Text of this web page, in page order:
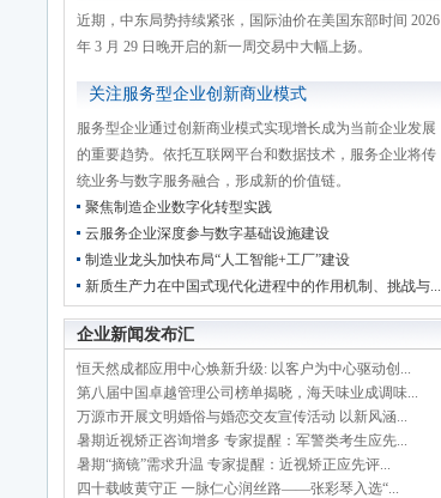
近期，中东局势持续紧张，国际油价在美国东部时间 2026
年 3 月 29 日晚开启的新一周交易中大幅上扬。
关注服务型企业创新商业模式
服务型企业通过创新商业模式实现增长成为当前企业发展
的重要趋势。依托互联网平台和数据技术，服务企业将传
统业务与数字服务融合，形成新的价值链。
聚焦制造企业数字化转型实践
云服务企业深度参与数字基础设施建设
制造业龙头加快布局“人工智能+工厂”建设
新质生产力在中国式现代化进程中的作用机制、挑战与...
企业新闻发布汇
恒天然成都应用中心焕新升级: 以客户为中心驱动创...
第八届中国卓越管理公司榜单揭晓，海天味业成调味...
万源市开展文明婚俗与婚恋交友宣传活动 以新风涵...
暑期近视矫正咨询增多 专家提醒：军警类考生应先...
暑期“摘镜”需求升温 专家提醒：近视矫正应先评...
四十载岐黄守正 一脉仁心润丝路——张彩琴入选“...